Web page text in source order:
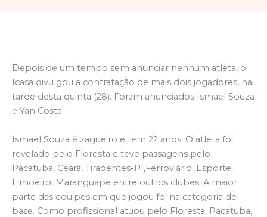
;
Depois de um tempo sem anunciar nenhum atleta, o
Icasa divulgou a contratação de mais dois jogadores, na
tarde desta quinta (28). Foram anunciados Ismael Souza
e Yan Costa.
Ismael Souza é zagueiro e tem 22 anos. O atleta foi
revelado pelo Floresta e teve passagens pelo
Pacatuba, Ceará, Tiradentes-PI,Ferroviário, Esporte
Limoeiro, Maranguape entre outros clubes. A maior
parte das equipes em que jogou foi na categoria de
base. Como profissional atuou pelo Floresta, Pacatuba,